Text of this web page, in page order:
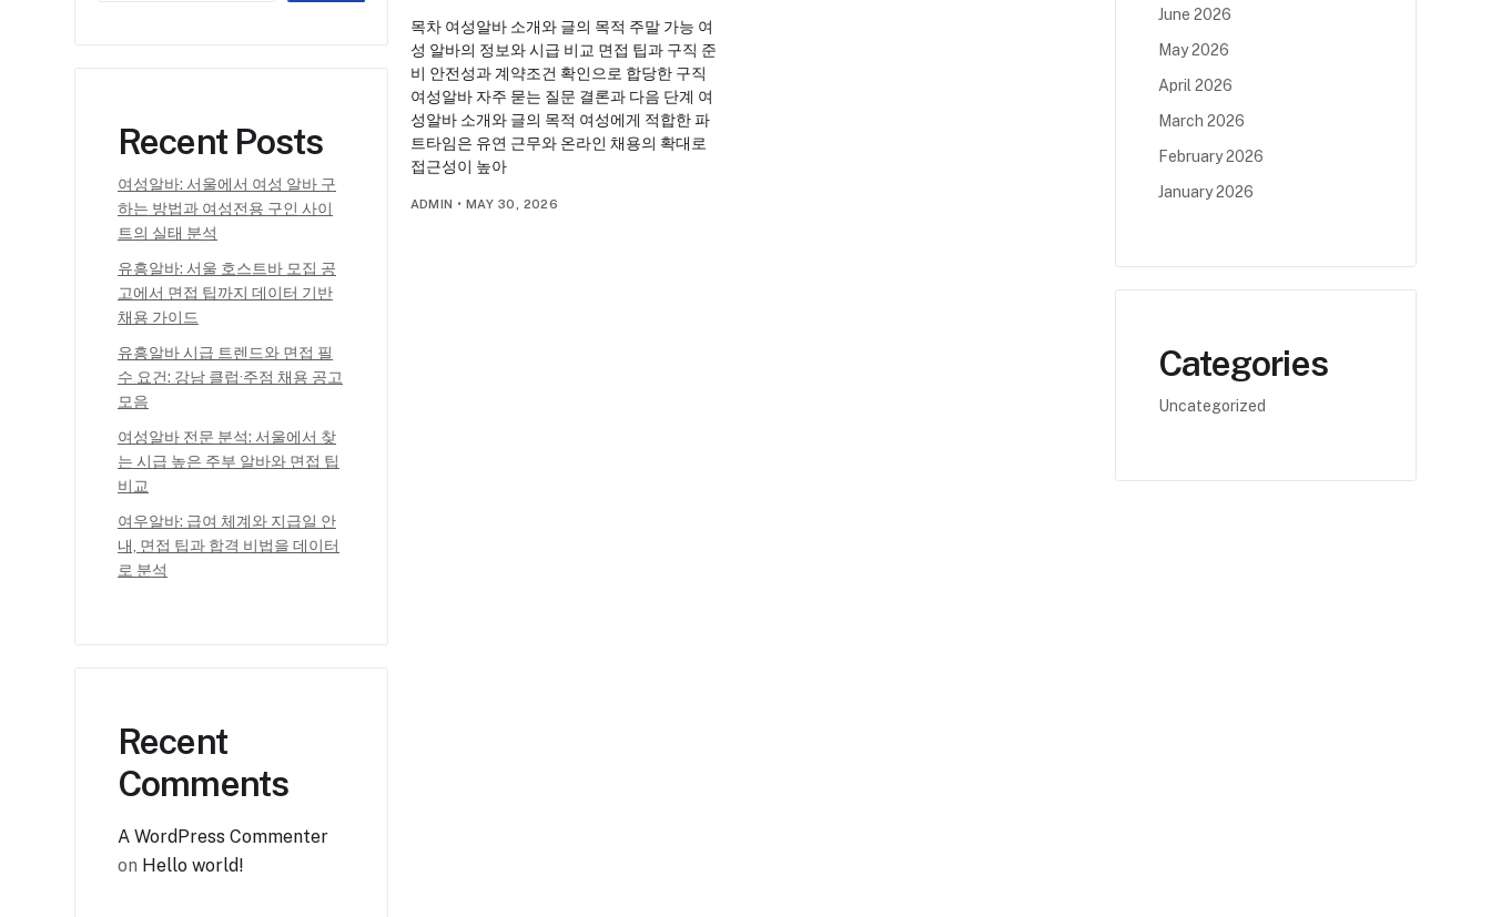
Recent Posts
여성알바: 서울에서 여성 알바 구
하는 방법과 여성전용 구인 사이
트의 실태 분석
유흥알바: 서울 호스트바 모집 공
고에서 면접 팁까지 데이터 기반
채용 가이드
유흥알바 시급 트렌드와 면접 필
수 요건: 강남 클럽·주점 채용 공고
모음
여성알바 전문 분석: 서울에서 찾
는 시급 높은 주부 알바와 면접 팁
비교
여우알바: 급여 체계와 지급일 안
내, 면접 팁과 합격 비법을 데이터
로 분석
Recent
Comments
A WordPress Commenter
on Hello world!
목차 여성알바 소개와 글의 목적 주말 가능 여
성 알바의 정보와 시급 비교 면접 팁과 구직 준
비 안전성과 계약조건 확인으로 합당한 구직
여성알바 자주 묻는 질문 결론과 다음 단계 여
성알바 소개와 글의 목적 여성에게 적합한 파
트타임은 유연 근무와 온라인 채용의 확대로
접근성이 높아
ADMIN • MAY 30, 2026
June 2026
May 2026
April 2026
March 2026
February 2026
January 2026
Categories
Uncategorized